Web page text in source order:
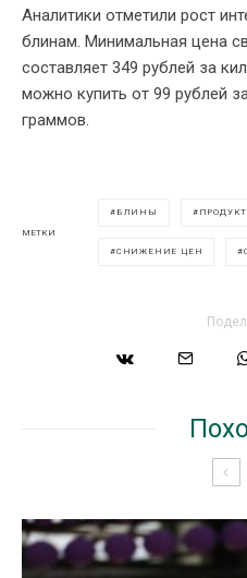
Аналитики отметили рост
блинам. Минимальная цена
составляет 349 рублей за
можно купить от 99 рублей
граммов.
МЕТКИ
БЛИНЫ
СНИЖЕНИЕ ЦЕН